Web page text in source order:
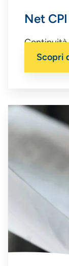
Net
Continuità
anche
Scopri